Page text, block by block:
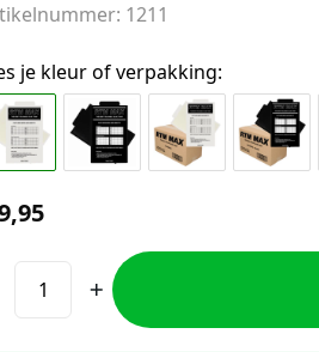
1211
je kleur of verpakking: